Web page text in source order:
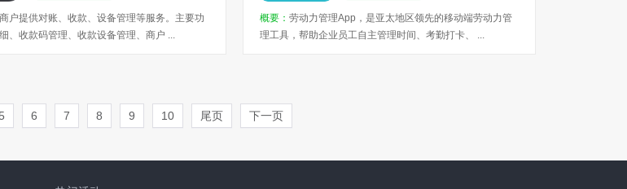
户提供对账、收款、设备管理等服务。主要功
、收款码管理、收款设备管理、商户 ...
概要： 劳动力管理App，是亚太地区领先的移动端劳动力管
理工具，帮助企业员工自主管理时间、考勤打卡、 ...
5 6 7 8 9 10 尾页 下一页